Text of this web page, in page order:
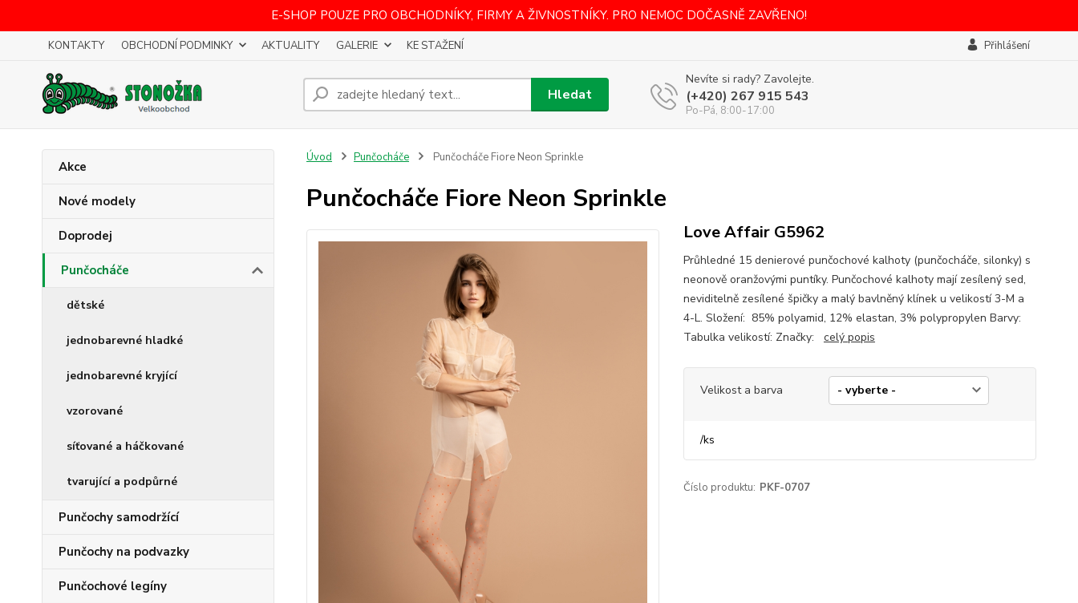
E-SHOP POUZE PRO OBCHODNÍKY, FIRMY A ŽIVNOSTNÍKY. PRO NEMOC DOČASNĚ ZAVŘENO!
KONTAKTY OBCHODNÍ PODMINKY AKTUALITY GALERIE KE STAŽENÍ Přihlášení
Hledat
Nevíte si rady? Zavolejte.
(+420) 267 915 543
Po-Pá, 8:00-17:00
Akce
Nové modely
Doprodej
Punčocháče
dětské
jednobarevné hladké
jednobarevné kryjící
vzorované
síťované a háčkované
tvarující a podpůrné
Punčochy samodržící
Punčochy na podvazky
Punčochové legíny
Úvod Punčocháče Punčocháče Fiore Neon Sprinkle
Punčocháče Fiore Neon Sprinkle
Love Affair G5962
Průhledné 15 denierové punčochové kalhoty (punčocháče, silonky) s
neonově oranžovými puntíky. Punčochové kalhoty mají zesílený sed,
neviditelně zesílené špičky a malý bavlněný klínek u velikostí 3-M a
4-L. Složení: 85% polyamid, 12% elastan, 3% polypropylen Barvy:
Tabulka velikostí: Značky: celý popis
Velikost a barva
/ks
Číslo produktu: PKF-0707